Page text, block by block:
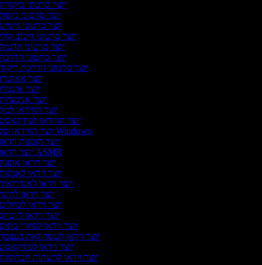
יוצר סרטוני
יוצר סרטוני
יוצר סרטוני
יוצר סרטוני דיבוב
יוצר סרטוני
יוצר סרטוני
יוצר סרטוני הדרכת
יוצר
יוצר
יוצר
יוצר הווידאו
יוצר הווידאו
יוצר הווידאו של Windows
יוצר הזמנות
יוצר וידאו ASMR
יוצר וידאו
יוצר וידאו
יוצר וידאו
יוצר וידאו
יוצר וידאו
יוצר וידאו
יוצר וידאו לסיורי
יוצר וידאו לעשה זאת
יוצר וידאו
יוצר וידאו לרשתות